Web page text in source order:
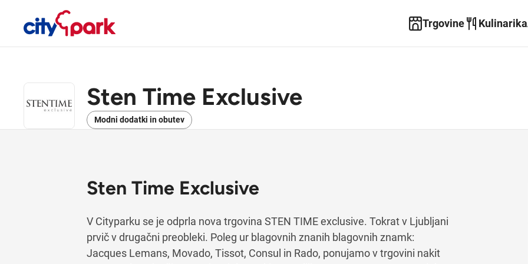
Trgovine Kulinarika
Sten Time Exclusive
Modni dodatki in obutev
Sten Time Exclusive
V Cityparku se je odprla nova trgovina STEN TIME exclusive. Tokrat v Ljubljani
prvič v drugačni preobleki. Poleg ur blagovnih znanih blagovnih znamk:
Jacques Lemans, Movado, Tissot, Consul in Rado, ponujamo v trgovini nakit